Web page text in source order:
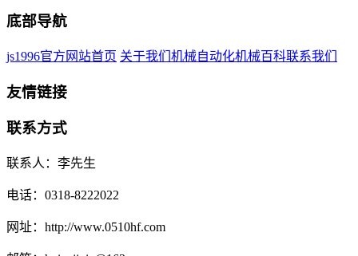
底部导航
js1996官方网站首页 关于我们 机械自动化机械百科联系我们
友情链接
联系方式
联系人：李先生
电话：0318-8222022
网址：http://www.0510hf.com